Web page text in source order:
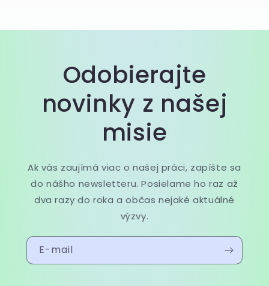
Odobierajte
novinky z našej
misie
Ak vás zaujímá viac o našej práci, zapíšte sa
do nášho newsletteru. Posielame ho raz až
dva razy do roka a občas nejaké aktuálné
výzvy.
E-mail